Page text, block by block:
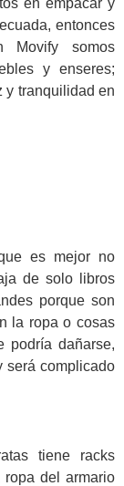
entonces
Movify somos
y enseres;
y tranquilidad en
es mejor no
de solo libros
porque son
la ropa o cosas
podría dañarse,
será complicado
tiene racks
ropa del armario